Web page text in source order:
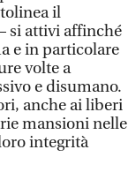
il
si attivi affinché
e in particolare
volte a
e disumano.
anche ai liberi
mansioni nelle
integrità